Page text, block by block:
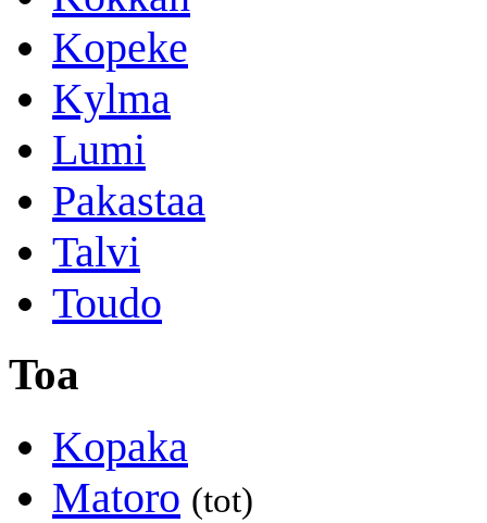
Kopeke
Kylma
Lumi
Pakastaa
Talvi
Toudo
Toa
Kopaka
Matoro (tot)